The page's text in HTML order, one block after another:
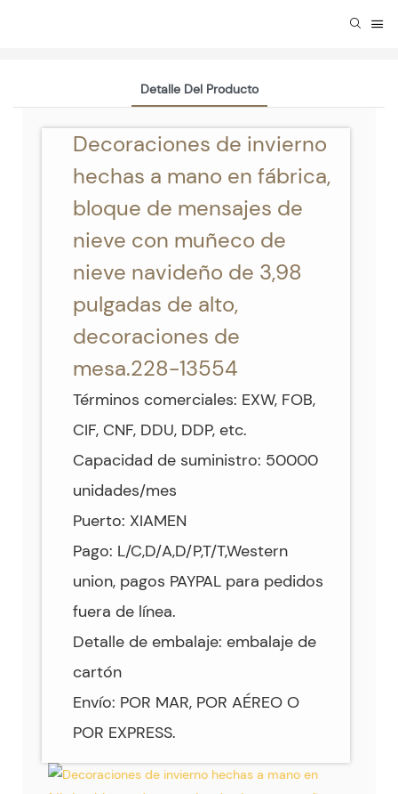
Detalle Del Producto
Decoraciones de invierno
hechas a mano en fábrica,
bloque de mensajes de
nieve con muñeco de
nieve navideño de 3,98
pulgadas de alto,
decoraciones de
mesa.228-13554
Términos comerciales: EXW, FOB,
CIF, CNF, DDU, DDP, etc.
Capacidad de suministro: 50000
unidades/mes
Puerto: XIAMEN
Pago: L/C,D/A,D/P,T/T,Western
union, pagos PAYPAL para pedidos
fuera de línea.
Detalle de embalaje: embalaje de
cartón
Envío: POR MAR, POR AÉREO O
POR EXPRESS.